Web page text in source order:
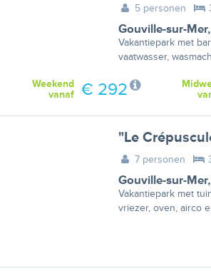
5 personen
Gouville-sur-Mer,
Vakantiepark met
vaatwasser,
Weekend
vanaf
€ 292
"Le
7 personen
Gouville-sur-Mer,
Vakantiepark met
vriezer, oven, airco